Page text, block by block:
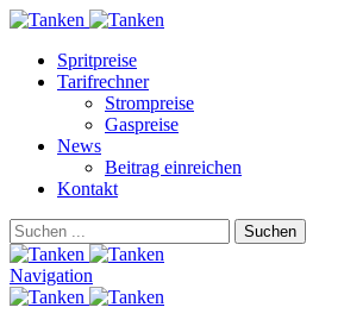
Spritpreise
Tarifrechner
Strompreise
Gaspreise
News
Beitrag einreichen
Kontakt
Suchen
Navigation